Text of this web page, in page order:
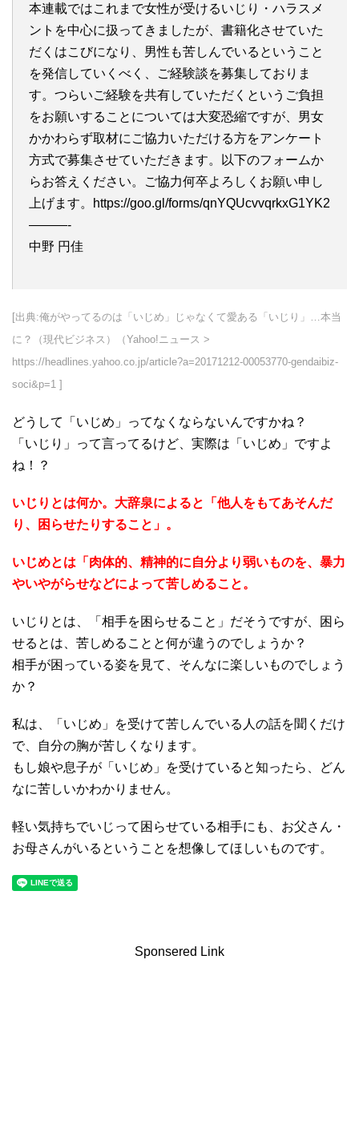
本連載ではこれまで女性が受けるいじり・ハラスメ
ントを中心に扱ってきましたが、書籍化させていた
だくはこびになり、男性も苦しんでいるということ
を発信していくべく、ご経験談を募集しておりま
す。つらいご経験を共有していただくというご負担
をお願いすることについては大変恐縮ですが、男女
かかわらず取材にご協力いただける方をアンケート
方式で募集させていただきます。以下のフォームか
らお答えください。ご協力何卒よろしくお願い申し
上げます。https://goo.gl/forms/qnYQUcvvqrkxG1YK2
———-
中野 円佳
[出典:俺がやってるのは「いじめ」じゃなくて愛ある「いじり」…本当
に？（現代ビジネス）（Yahoo!ニュース >
https://headlines.yahoo.co.jp/article?a=20171212-00053770-gendaibiz-
soci&p=1 ]
どうして「いじめ」ってなくならないんですかね？
「いじり」って言ってるけど、実際は「いじめ」ですよ
ね！？
いじりとは何か。大辞泉によると「他人をもてあそんだ
り、困らせたりすること」。
いじめとは「肉体的、精神的に自分より弱いものを、暴力
やいやがらせなどによって苦しめること。
いじりとは、「相手を困らせること」だそうですが、困ら
せるとは、苦しめることと何が違うのでしょうか？
相手が困っている姿を見て、そんなに楽しいものでしょう
か？
私は、「いじめ」を受けて苦しんでいる人の話を聞くだけ
で、自分の胸が苦しくなります。
もし娘や息子が「いじめ」を受けていると知ったら、どん
なに苦しいかわかりません。
軽い気持ちでいじって困らせている相手にも、お父さん・
お母さんがいるということを想像してほしいものです。
Sponsered Link